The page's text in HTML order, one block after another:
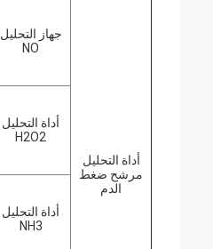
أداة التحليل
مرشح ضغط
الدم
جهاز التحليل
NO
أداة التحليل
H2O2
أداة التحليل
NH3